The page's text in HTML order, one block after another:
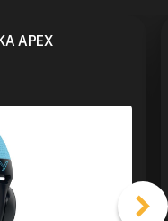
APEX